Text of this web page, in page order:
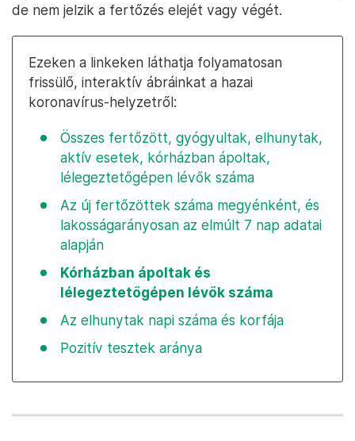
de nem jelzik a fertőzés elejét vagy végét.
Ezeken a linkeken láthatja folyamatosan
frissülő, interaktív ábráinkat a hazai
koronavírus-helyzetről:
Összes fertőzött, gyógyultak, elhunytak,
aktív esetek, kórházban ápoltak,
lélegeztetőgépen lévők száma
Az új fertőzöttek száma megyénként, és
lakosságarányosan az elmúlt 7 nap adatai
alapján
Kórházban ápoltak és
lélegeztetőgépen lévők száma
Az elhunytak napi száma és korfája
Pozitív tesztek aránya